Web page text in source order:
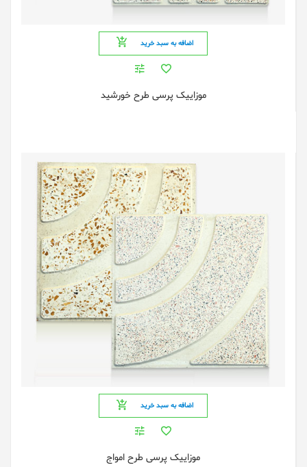
اضافه به سبد خرید
موزاییک پرسی طرح خورشید
اضافه به سبد خرید
موزاییک پرسی طرح امواج